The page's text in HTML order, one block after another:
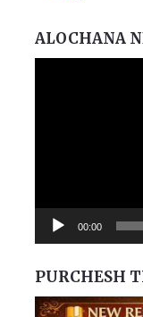
ALOCHANA
00:00
PURCHESH